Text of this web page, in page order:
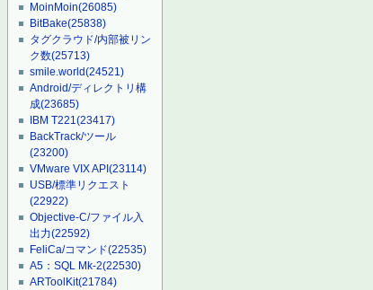
MoinMoin(26085)
BitBake(25838)
タグクラウド/内部被リン
ク数(25713)
smile.world(24521)
Android/ディレクトリ構
成(23685)
IBM T221(23417)
BackTrack/ツール
(23200)
VMware VIX API(23114)
USB/標準リクエスト
(22922)
Objective-C/ファイル入
出力(22592)
FeliCa/コマンド(22535)
A5：SQL Mk-2(22530)
ARToolKit(21784)